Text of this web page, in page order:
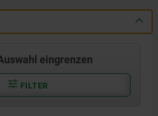
eingrenzen
FILTER